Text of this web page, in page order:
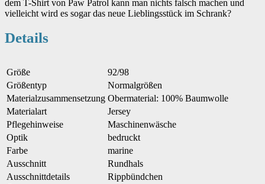
dem T-Shirt von Paw Patrol kann man nichts falsch machen und
vielleicht wird es sogar das neue Lieblingsstück im Schrank?
Details
Größe
92/98
Größentyp
Normalgrößen
Materialzusammensetzung Obermaterial: 100% Baumwolle
Materialart
Jersey
Pflegehinweise
Maschinenwäsche
Optik
bedruckt
Farbe
marine
Ausschnitt
Rundhals
Ausschnittdetails
Rippbündchen